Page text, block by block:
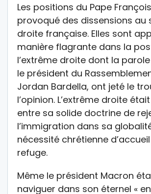
Les positions du Pape
provoqué des dissensions au
droite française. Elles sont
manière flagrante dans la
l’extrême droite dont la
le président du
Jordan Bardella, ont jeté le
l’opinion. L’extrême droite
entre sa solide doctrine de
l’immigration dans sa
nécessité chrétienne
refuge.
Même le président Macron
naviguer dans son éternel «